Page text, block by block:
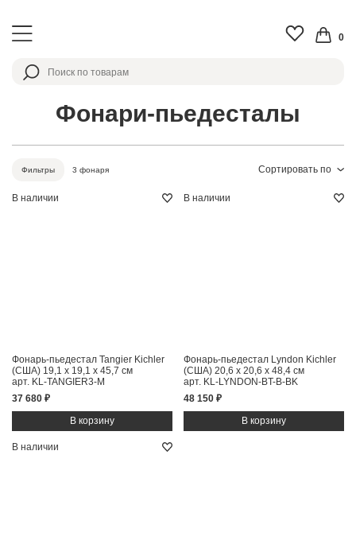
0
Фонари-пьедесталы
Сортировать по
Фильтры 3 фонаря
В наличии
Фонарь-пьедестал Tangier Kichler
(США) 19,1 x 19,1 x 45,7 см
арт. KL-TANGIER3-M
37 680 ₽
В наличии
Фонарь-пьедестал Lyndon Kichler
(США) 20,6 x 20,6 x 48,4 см
арт. KL-LYNDON-BT-B-BK
48 150 ₽
В наличии